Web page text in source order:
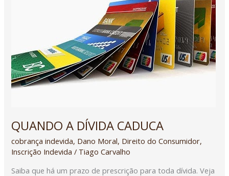
QUANDO A DÍVIDA CADUCA
cobrança indevida, Dano Moral, Direito do Consumidor,
Inscrição Indevida / Tiago Carvalho
Saiba que há um prazo de prescrição para toda dívida. Veja